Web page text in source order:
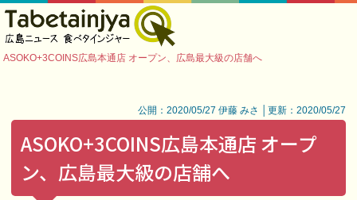
ASOKO+3COINS広島本通店 オープン、広島最大級の店舗へ
公開：2020/05/27 伊藤 みさ │更新：2020/05/27
ASOKO+3COINS広島本通店 オープ
ン、広島最大級の店舗へ